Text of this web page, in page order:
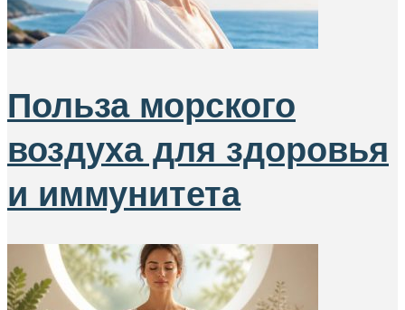
Польза морского
воздуха для здоровья
и иммунитета